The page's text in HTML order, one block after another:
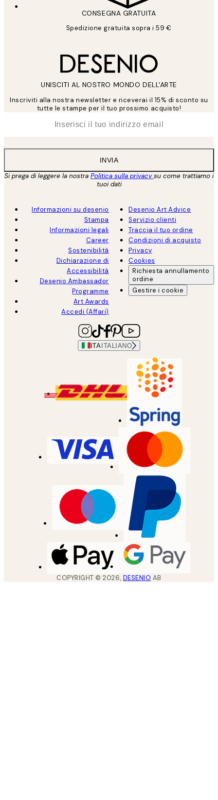
CONSEGNA GRATUITA
Spedizione gratuita sopra i 59 €
UNISCITI AL NOSTRO MONDO DELL'ARTE
Inscriviti alla nostra newsletter e riceverai il 15% di sconto su
tutte le stampe per il tuo prossimo acquisto!
INVIA
Si prega di leggere la nostra Politica sulla privacysu come trattiamo i
tuoi dati
Informazioni su desenio
Stampa
Informazioni legali
Career
Sostenibilità
Dichiarazione di
Accessibilità
Desenio Ambassador
Programme
Art Awards
Accedi (Affari)
Desenio Art Advice
Servizio clienti
Traccia il tuo ordine
Condizioni di acquisto
Privacy
Cookies
Richiesta annullamento
ordine
Gestire i cookie
ITAITALIANO
COPYRIGHT ©2026, DESENIO AB